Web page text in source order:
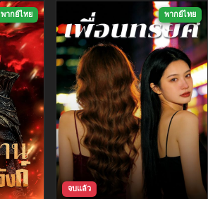
พากย์ไทย พากย์ไทย
จบแล้ว